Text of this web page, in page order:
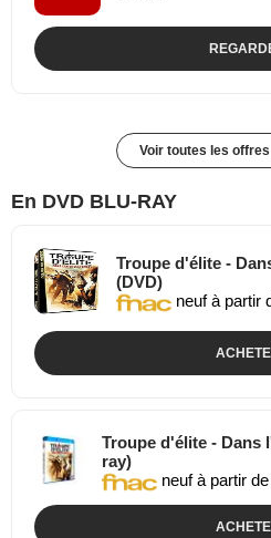
Voir toutes les
En DVD BLU-RAY
Troupe d'élite -
(DVD)
neuf à partir
Troupe d'élite - Dans
ray)
neuf à partir